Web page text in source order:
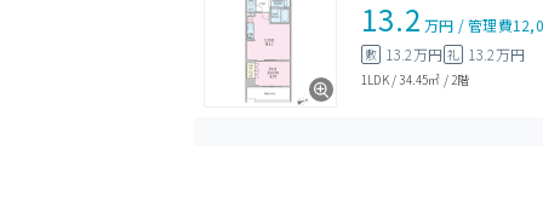
13.2 万円 /管理費
敷 13.2万円 礼 13.2万円
1LDK/34.45㎡ / 2階